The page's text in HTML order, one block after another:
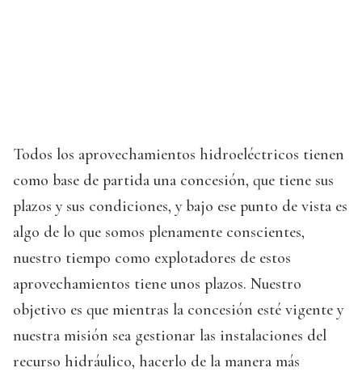
Todos los aprovechamientos hidroeléctricos tienen
como base de partida una concesión, que tiene sus
plazos y sus condiciones, y bajo ese punto de vista es
algo de lo que somos plenamente conscientes,
nuestro tiempo como explotadores de estos
aprovechamientos tiene unos plazos. Nuestro
objetivo es que mientras la concesión esté vigente y
nuestra misión sea gestionar las instalaciones del
recurso hidráulico, hacerlo de la manera más